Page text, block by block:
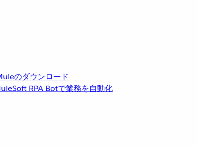
のダウンロード
RPA Botで業務を自動化